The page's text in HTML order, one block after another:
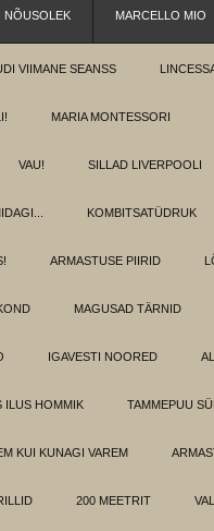
NÕUSOLEK MARCELLO MIO
VIIMANE SEANSS
MARIA MONTESSORI
VAU! SILLAD LIVERPOOLI
KOMBITSATÜDRUK
ARMASTUSE PIIRID
MAGUSAD TÄRNID
IGAVESTI NOORED
ILUS HOMMIK TAMMEPUU
KUI KUNAGI VAREM
200 MEETRIT